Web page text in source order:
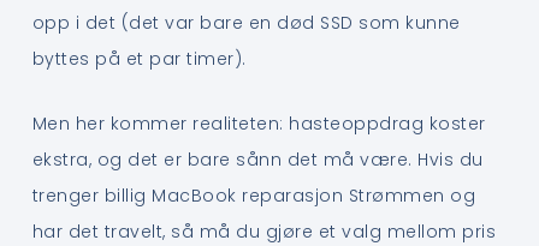
opp i det (det var bare en død SSD som kunne
byttes på et par timer).
Men her kommer realiteten: hasteoppdrag koster
ekstra, og det er bare sånn det må være. Hvis du
trenger billig MacBook reparasjon Strømmen og
har det travelt, så må du gjøre et valg mellom pris